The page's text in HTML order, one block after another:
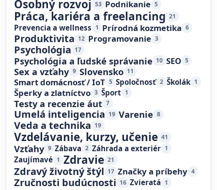
Osobný rozvoj 53 Podnikanie 5
Práca, kariéra a freelancing 21
Prevencia a wellness 1 Prírodná kozmetika 6
Produktivita 12 Programovanie 3
Psychológia 17
Psychológia a ľudské správanie 10 SEO 5
Sex a vzťahy 9 Slovensko 11
Smart domácnosť / IoT 5 Spoločnosť 2 Školák 1
Šperky a zlatníctvo 3 Šport 1
Testy a recenzie áut 7
Umelá inteligencia 19 Varenie 8
Veda a technika 19
Vzdelávanie, kurzy, učenie 41
Vzťahy 9 Zábava 2 Záhrada a exteriér 1
Zaujímavé 1 Zdravie 21
Zdravý životný štýl 17 Značky a príbehy 4
Zručnosti budúcnosti 16 Zvieratá 1